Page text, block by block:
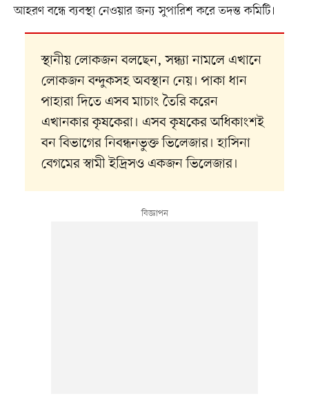
আহরণ বন্ধে ব্যবস্থা নেওয়ার জন্য সুপারিশ করে তদন্ত কমিটি।
স্থানীয় লোকজন বলছেন, সন্ধ্যা নামলে এখানে
লোকজন বন্দুকসহ অবস্থান নেয়। পাকা ধান
পাহারা দিতে এসব মাচাং তৈরি করেন
এখানকার কৃষকেরা। এসব কৃষকের অধিকাংশই
বন বিভাগের নিবন্ধনভুক্ত ভিলেজার। হাসিনা
বেগমের স্বামী ইদ্রিসও একজন ভিলেজার।